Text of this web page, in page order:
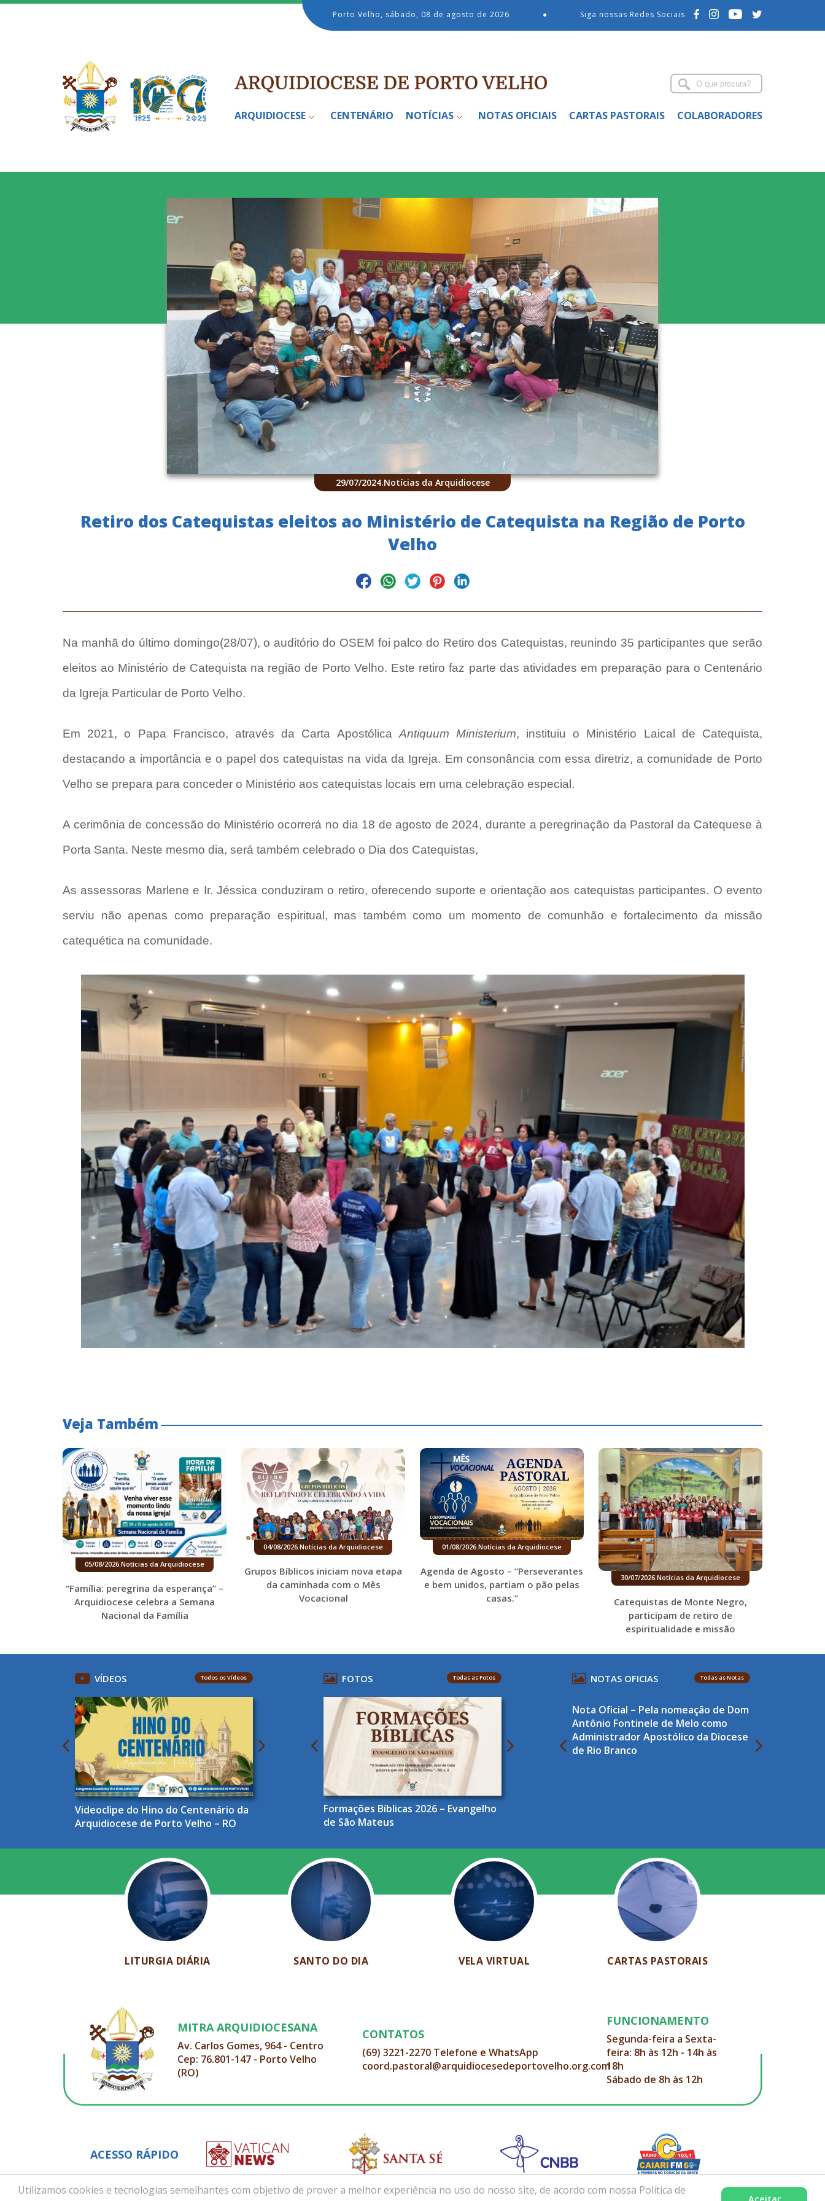
Utilizamos cookies e tecnologias semelhantes com objetivo de prover a melhor experiência no uso do nosso site, de acordo com nossa Política de
Porto Velho, sábado, 08 de agosto de 2026 ● Siga nossas Redes Sociais
ARQUIDIOCESE CENTENÁRIO NOTÍCIAS NOTAS OFICIAIS CARTAS PASTORAIS COLABORADORES
29/07/2024.Notícias da Arquidiocese
Retiro dos Catequistas eleitos ao Ministério de Catequista na Região de Porto
Velho
Na manhã do último domingo(28/07), o auditório do OSEM foi palco do Retiro dos Catequistas, reunindo 35 participantes que serão
eleitos ao Ministério de Catequista na região de Porto Velho. Este retiro faz parte das atividades em preparação para o Centenário
da Igreja Particular de Porto Velho.
Em 2021, o Papa Francisco, através da Carta Apostólica Antiquum Ministerium, instituiu o Ministério Laical de Catequista,
destacando a importância e o papel dos catequistas na vida da Igreja. Em consonância com essa diretriz, a comunidade de Porto
Velho se prepara para conceder o Ministério aos catequistas locais em uma celebração especial.
A cerimônia de concessão do Ministério ocorrerá no dia 18 de agosto de 2024, durante a peregrinação da Pastoral da Catequese à
Porta Santa. Neste mesmo dia, será também celebrado o Dia dos Catequistas,
As assessoras Marlene e Ir. Jéssica conduziram o retiro, oferecendo suporte e orientação aos catequistas participantes. O evento
serviu não apenas como preparação espiritual, mas também como um momento de comunhão e fortalecimento da missão
catequética na comunidade.
Veja Também
05/08/2026 Notícias da Arquidiocese
“Família: peregrina da esperança” –
Arquidiocese celebra a Semana
Nacional da Família
04/08/2026.Notícias da Arquidiocese
Grupos Bíblicos iniciam nova etapa
da caminhada com o Mês
Vocacional
01/08/2026.Notícias da Arquidiocese
Agenda de Agosto – “Perseverantes
e bem unidos, partiam o pão pelas
casas.”
30/07/2026.Notícias da Arquidiocese
Catequistas de Monte Negro,
participam de retiro de
espiritualidade e missão
VÍDEOS Todos os Vídeos
Videoclipe do Hino do Centenário da
Arquidiocese de Porto Velho – RO
FOTOS Todas as Fotos
Formações Bíblicas 2026 – Evangelho
de São Mateus
NOTAS OFICIAS Todas as Notas
Nota Oficial – Pela nomeação de Dom
Antônio Fontinele de Melo como
Administrador Apostólico da Diocese
de Rio Branco
LITURGIA DIÁRIA SANTO DO DIA VELA VIRTUAL CARTAS PASTORAIS
MITRA ARQUIDIOCESANA
Av. Carlos Gomes, 964 - Centro
Cep: 76.801-147 - Porto Velho
(RO)
CONTATOS
(69) 3221-2270 Telefone e WhatsApp
coord.pastoral@arquidiocesedeportovelho.org.com
FUNCIONAMENTO
Segunda-feira a Sexta-
feira: 8h às 12h - 14h às
18h
Sábado de 8h às 12h
ACESSO RÁPIDO